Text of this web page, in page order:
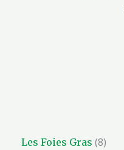
Les Foies Gras 8